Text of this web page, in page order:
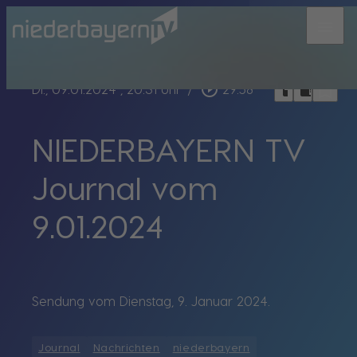
Di., 09.01.2024, 20:31 Uhr / play_circle_outline 29:58 headphoneschrome_reader_modebookmark_border
NIEDERBAYERN TV
Journal vom
9.01.2024
Sendung vom Dienstag, 9. Januar 2024.
Journal Nachrichten
niederbayern